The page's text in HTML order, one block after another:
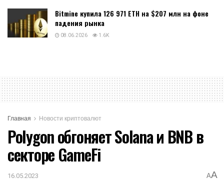
Bitmine купила 126 971 ETH на $207 млн на фоне
падения рынка
08.06.2026 1.6K
Главная Новости криптовалют
Polygon обгоняет Solana и BNB в
секторе GameFi
16.05.2023 AA